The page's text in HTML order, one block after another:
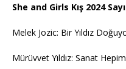
She and Girls Kış 2024
Melek Jozic: Bir Yıldız
Mürüvvet Yıldız: Sanat